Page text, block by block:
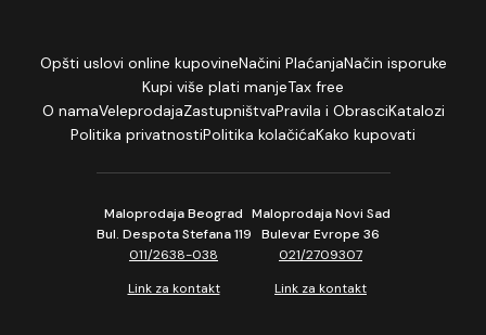
Opšti uslovi online kupovineNačini PlaćanjaNačin isporuke
Kupi više plati manjeTax free
O namaVeleprodajaZastupništvaPravila i ObrasciKatalozi
Politika privatnostiPolitika kolačićaKako kupovati
Maloprodaja Beograd
Bul. Despota Stefana 119
011/2638-038
Link za kontakt
Maloprodaja Novi Sad
Bulevar Evrope 36
021/2709307
Link za kontakt